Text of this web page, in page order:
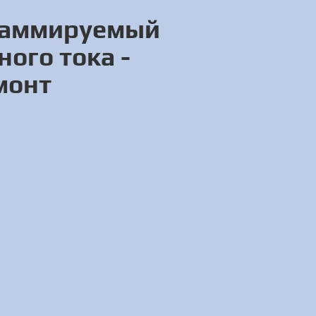
тока -